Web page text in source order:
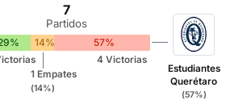
7
Partidos
14% 57%
1 Empates
(14%)
4 Victorias
Estudiantes
Querétaro
(57%)